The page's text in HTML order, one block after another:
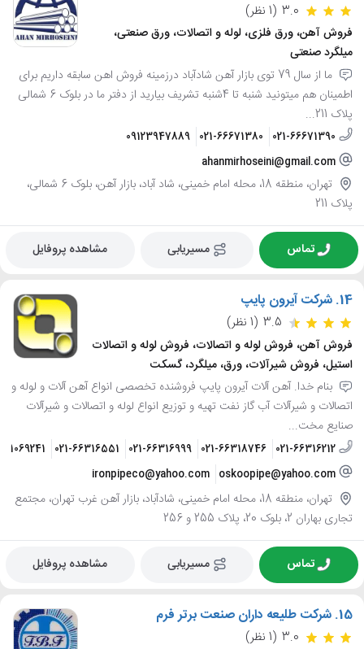
3.0 (1 نظر)
فروش آهن، ورق فلزی، لوله و اتصالات، ورق صنعتی،
میلگرد صنعتی
ما از سال 79 توی بازار آهن شادآباد درزمینه فروش اهن سابقه داریم برای
اطمینان هم میتونید شنبه تا 4شنبه تشریف بیارید از دفتر ما در بلوک 6 شمالی
پلاک 211...
021-66671390
021-66671380
09123947889
ahanmirhoseini@gmail.com
تهران، منطقه 18، محله امام خمینی، شاد آباد، بازار آهن، بلوک 6 شمالی،
پلاک 211
تماس مسیریابی مشاهده پروفایل
14. شرکت آیرون پایپ
3.5 (1 نظر)
فروش آهن، فروش لوله و اتصالات، فروش لوله و اتصالات
استیل، فروش شیرآلات، ورق، میلگرد، گسکت
بنام خدا. آهن آلات آیرون پایپ فروشنده تخصصی انواع آهن آلات و لوله و
اتصالات و شیرآلات آب گاز نفت تهیه و توزیع انواع لوله و اتصالات و شیرآلات
صنایع مخت...
021-66316212
021-66318746
021-66316999
021-66316551
oskoopipe@yahoo.com
ironpipeco@yahoo.com
تهران، منطقه 18، محله امام خمینی، شادآباد، بازار آهن غرب تهران، مجتمع
تجاری بهاران 2، بلوک 20، پلاک 255 و 256
تماس مسیریابی مشاهده پروفایل
15. شرکت طلیعه داران صنعت برتر فرم
3.0 (1 نظر)